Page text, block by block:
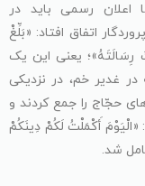
اعلان رسمی باید در
اتفاق افتاد: «بَلِّغْ
رِسَالَتَهُ»؛ یعنی این یک
غدیر خم، در نزدیکی
حجّاج را جمع کردند و
أَکْمَلْتُ لَکُمْ دِینَکُمْ
شد.